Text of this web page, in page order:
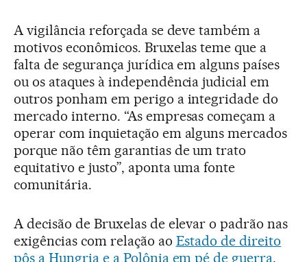
A vigilância reforçada se deve também a
motivos econômicos. Bruxelas teme que a
falta de segurança jurídica em alguns países
ou os ataques à independência judicial em
outros ponham em perigo a integridade do
mercado interno. “As empresas começam a
operar com inquietação em alguns mercados
porque não têm garantias de um trato
equitativo e justo”, aponta uma fonte
comunitária.
A decisão de Bruxelas de elevar o padrão nas
exigências com relação ao Estado de direito
pôs a Hungria e a Polônia em pé de guerra,